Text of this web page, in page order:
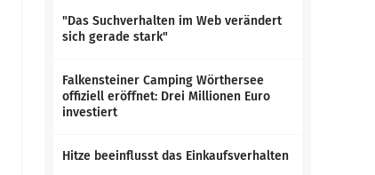
"Das Suchverhalten im Web verändert
sich gerade stark"
Falkensteiner Camping Wörthersee
offiziell eröffnet: Drei Millionen Euro
investiert
Hitze beeinflusst das Einkaufsverhalten